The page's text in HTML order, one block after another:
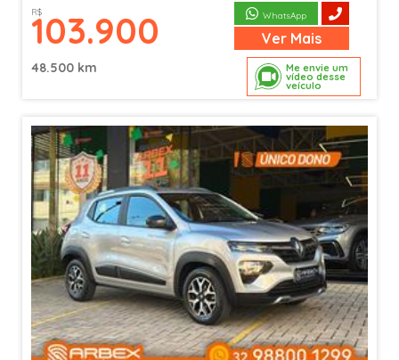
Me envie um
vídeo desse
veículo
R$
103.900 WhatsApp
Ver Mais
48.500 km